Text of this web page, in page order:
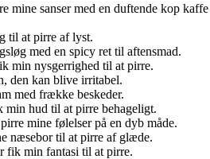
mine sanser med en duftende kop kaffe
til at pirre af lyst.
med en spicy ret til aftensmad.
min nysgerrighed til at pirre.
den kan blive irritabel.
med frække beskeder.
min hud til at pirre behageligt.
mine følelser på en dyb måde.
næsebor til at pirre af glæde.
fik min fantasi til at pirre.